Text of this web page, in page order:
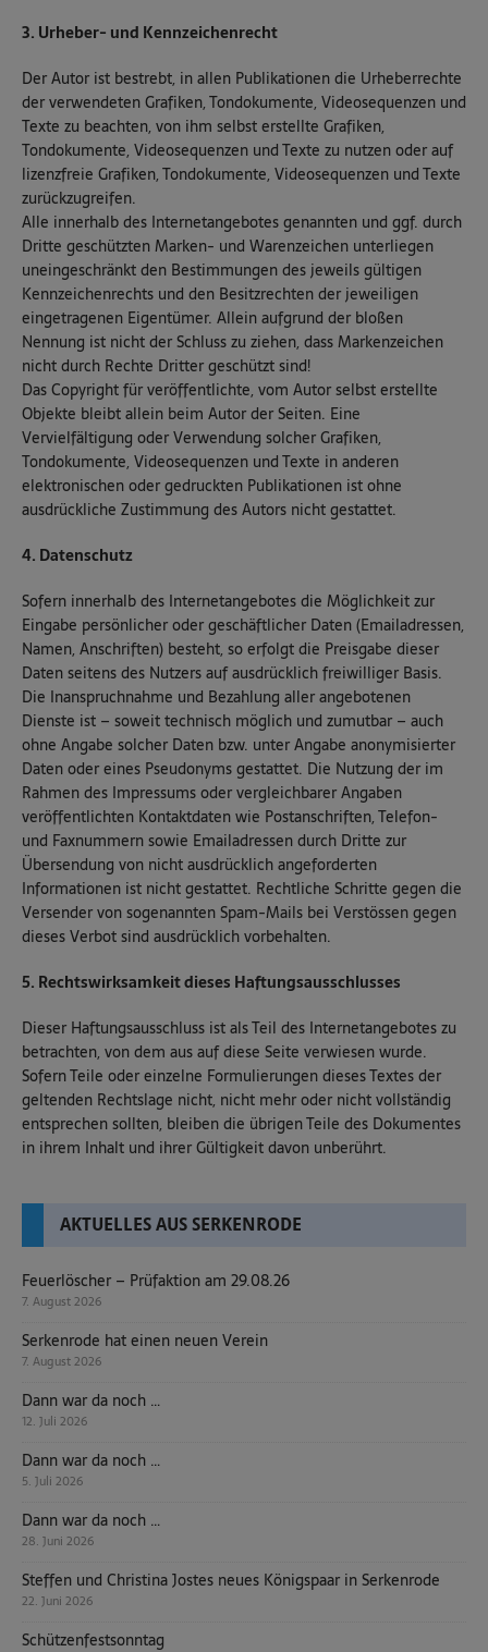
3. Urheber- und Kennzeichenrecht
Der Autor ist bestrebt, in allen Publikationen die Urheberrechte
der verwendeten Grafiken, Tondokumente, Videosequenzen und
Texte zu beachten, von ihm selbst erstellte Grafiken,
Tondokumente, Videosequenzen und Texte zu nutzen oder auf
lizenzfreie Grafiken, Tondokumente, Videosequenzen und Texte
zurückzugreifen.
Alle innerhalb des Internetangebotes genannten und ggf. durch
Dritte geschützten Marken- und Warenzeichen unterliegen
uneingeschränkt den Bestimmungen des jeweils gültigen
Kennzeichenrechts und den Besitzrechten der jeweiligen
eingetragenen Eigentümer. Allein aufgrund der bloßen
Nennung ist nicht der Schluss zu ziehen, dass Markenzeichen
nicht durch Rechte Dritter geschützt sind!
Das Copyright für veröffentlichte, vom Autor selbst erstellte
Objekte bleibt allein beim Autor der Seiten. Eine
Vervielfältigung oder Verwendung solcher Grafiken,
Tondokumente, Videosequenzen und Texte in anderen
elektronischen oder gedruckten Publikationen ist ohne
ausdrückliche Zustimmung des Autors nicht gestattet.
4. Datenschutz
Sofern innerhalb des Internetangebotes die Möglichkeit zur
Eingabe persönlicher oder geschäftlicher Daten (Emailadressen,
Namen, Anschriften) besteht, so erfolgt die Preisgabe dieser
Daten seitens des Nutzers auf ausdrücklich freiwilliger Basis.
Die Inanspruchnahme und Bezahlung aller angebotenen
Dienste ist – soweit technisch möglich und zumutbar – auch
ohne Angabe solcher Daten bzw. unter Angabe anonymisierter
Daten oder eines Pseudonyms gestattet. Die Nutzung der im
Rahmen des Impressums oder vergleichbarer Angaben
veröffentlichten Kontaktdaten wie Postanschriften, Telefon-
und Faxnummern sowie Emailadressen durch Dritte zur
Übersendung von nicht ausdrücklich angeforderten
Informationen ist nicht gestattet. Rechtliche Schritte gegen die
Versender von sogenannten Spam-Mails bei Verstössen gegen
dieses Verbot sind ausdrücklich vorbehalten.
5. Rechtswirksamkeit dieses Haftungsausschlusses
Dieser Haftungsausschluss ist als Teil des Internetangebotes zu
betrachten, von dem aus auf diese Seite verwiesen wurde.
Sofern Teile oder einzelne Formulierungen dieses Textes der
geltenden Rechtslage nicht, nicht mehr oder nicht vollständig
entsprechen sollten, bleiben die übrigen Teile des Dokumentes
in ihrem Inhalt und ihrer Gültigkeit davon unberührt.
AKTUELLES AUS SERKENRODE
Feuerlöscher – Prüfaktion am 29.08.26
7. August 2026
Serkenrode hat einen neuen Verein
7. August 2026
Dann war da noch …
12. Juli 2026
Dann war da noch …
5. Juli 2026
Dann war da noch …
28. Juni 2026
Steffen und Christina Jostes neues Königspaar in Serkenrode
22. Juni 2026
Schützenfestsonntag